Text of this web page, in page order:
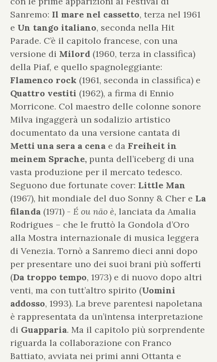
Sanremo: Il mare nel cassetto, terza nel 1961
e Un tango italiano, seconda nella Hit
Parade. C’è il capitolo francese, con una
versione di Milord(1960, terza in classifica)
della Piaf, e quello spagnoleggiante:
Flamenco rock(1961, seconda in classifica) e
Quattro vestiti (1962), a firma di Ennio
Morricone. Col maestro delle colonne sonore
Milva ingaggerà un sodalizio artistico
documentato da una versione cantata di
Metti una sera a cenae da Freiheit in
meinem Sprache, punta dell’iceberg di una
vasta produzione per il mercato tedesco.
Seguono due fortunate cover: Little Man
(1967), hit mondiale del duo Sonny & Cher e La
filanda(1971) - É ou não è, lanciata da Amalia
Rodrigues – che le fruttò la Gondola d’Oro
alla Mostra internazionale di musica leggera
di Venezia. Tornò a Sanremo dieci anni dopo
per presentare uno dei suoi brani più sofferti
(Da troppo tempo, 1973) e di nuovo dopo altri
venti, ma con tutt’altro spirito (Uomini
addosso, 1993). La breve parentesi napoletana
è rappresentata da un’intensa interpretazione
di Guapparia. Ma il capitolo più sorprendente
riguarda la collaborazione con Franco
Battiato, avviata nei primi anni Ottanta e